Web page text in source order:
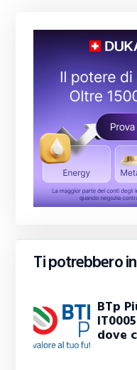
Ti potrebbero
BTp
dove